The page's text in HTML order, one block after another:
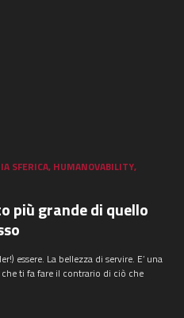
SFERICA, HUMANOVABILITY,
più grande di quello
essere. La bellezza di servire. E’ una
ti fa fare il contrario di ciò che